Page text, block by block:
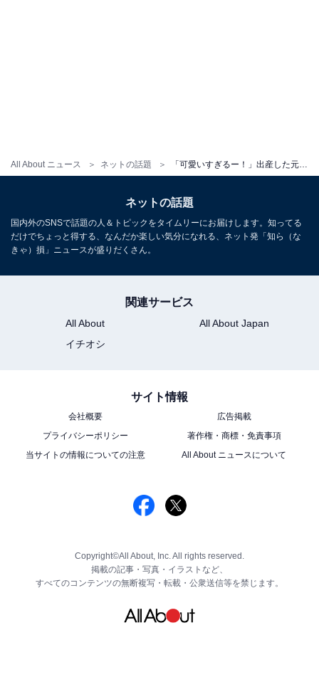
All About ニュース ネットの話題
ネットの話題
国内外のSNSで話題の人＆トピックをタイムリーにお届けします。知ってる
だけでちょっと得する、なんだか楽しい気分になれる、ネット発「知ら（な
きゃ）損」ニュースが盛りだくさん。
関連サービス
All About
All About Japan
イチオシ
サイト情報
会社概要
広告掲載
プライバシーポリシー
著作権・商標・免責事項
当サイトの情報についての注意
All About ニュースについて
Copyright©All About, Inc. All rights reserved.
掲載の記事・写真・イラストなど、
すべてのコンテンツの無断複写・転載・公衆送信等を禁じます。